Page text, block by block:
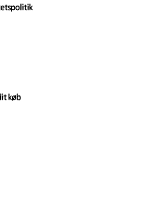
køb